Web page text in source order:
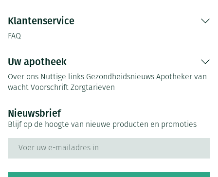
Klantenservice
FAQ
Uw apotheek
Over ons Nuttige links Gezondheidsnieuws Apotheker van
wacht Voorschrift Zorgtarieven
Nieuwsbrief
Blijf op de hoogte van nieuwe producten en promoties